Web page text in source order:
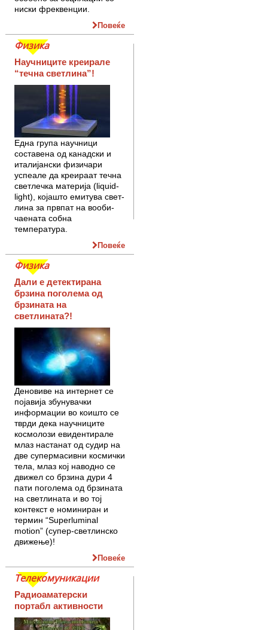
ниски фреквенции.
Повеќе
Физика
Научниците креирале
“течна светлина”!
Една група научници
составена од канадски и
италијански фи­­зичари
успеале да креираат течна
светлечка материја (liquid-
light), којашто емитува свет­
лина за првпат на вооби­
чаената собна
температура.
Повеќе
Физика
Дали е детектирана
брзина поголема од
брзината на
светлината?!
Деновиве на интернет се
појавија збунувачки
информации во коишто се
тврди дека научниците
космолози евидентирале
млаз настанат од судир на
две супермасивни космички
тела, млаз кој наводно се
движел со брзина дури 4
пати поголема од брзината
на светлината и во тој
контекст е номиниран и
термин “Superluminal
motion” (супер-светлинско
движење)!
Повеќе
Телекомуникации
Радиоаматерски
портабл активности